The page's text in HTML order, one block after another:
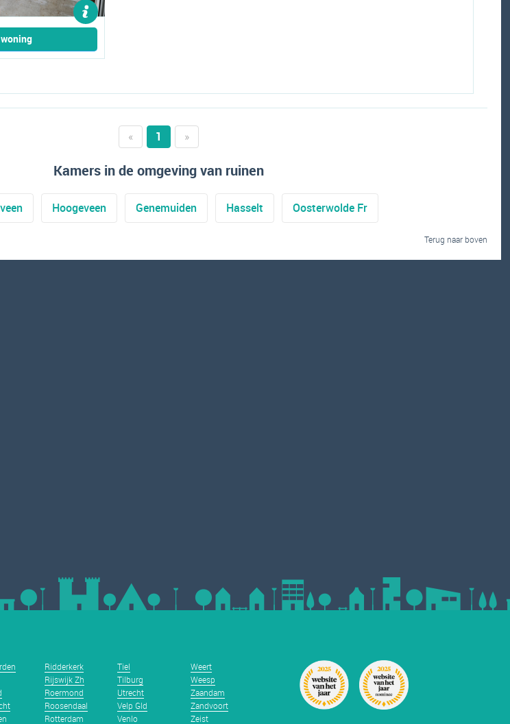
« 1 »
Kamers in de omgeving van ruinen
Hoogeveen Genemuiden Hasselt Oosterwolde Fr
Terug naar boven
Ridderkerk
Rijswijk Zh
Roermond
Roosendaal
Rotterdam
Tiel
Tilburg
Utrecht
Velp Gld
Venlo
Weert
Weesp
Zaandam
Zandvoort
Zeist